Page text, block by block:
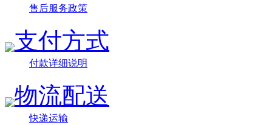
售后服务政策
支付方式
付款详细说明
物流配送
快递运输